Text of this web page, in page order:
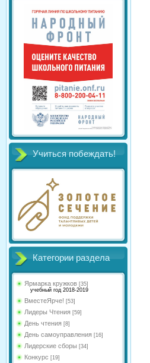
Учиться побеждать!
Категории раздела
Ярмарка кружков [35]
учебный год 2018-2019
ВместеЯрче! [53]
Лидеры Чтения [59]
День чтения [8]
День самоуправления [16]
Лидерские сборы [34]
Конкурс [19]